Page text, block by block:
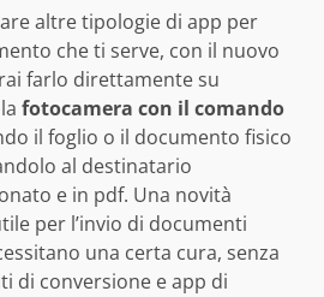
altre tipologie di app per
che ti serve, con il nuovo
farlo direttamente su
fotocamera con il comando
il foglio o il documento fisico
al destinatario
e in pdf. Una novità
per l’invio di documenti
una certa cura, senza
di conversione e app di